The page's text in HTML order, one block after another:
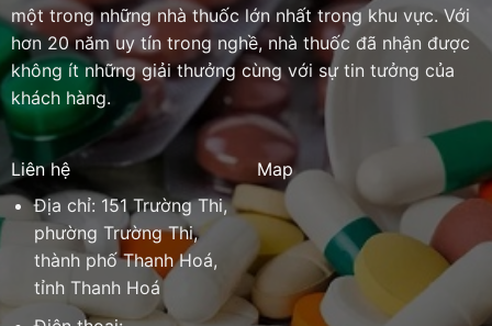
một trong những nhà thuốc lớn nhất trong khu vực. Với
hơn 20 năm uy tín trong nghề, nhà thuốc đã nhận được
không ít những giải thưởng cùng với sự tin tưởng của
khách hàng.
Liên hệ
Địa chỉ: 151 Trường Thi,
phường Trường Thi,
thành phố Thanh Hoá,
tỉnh Thanh Hoá
Map